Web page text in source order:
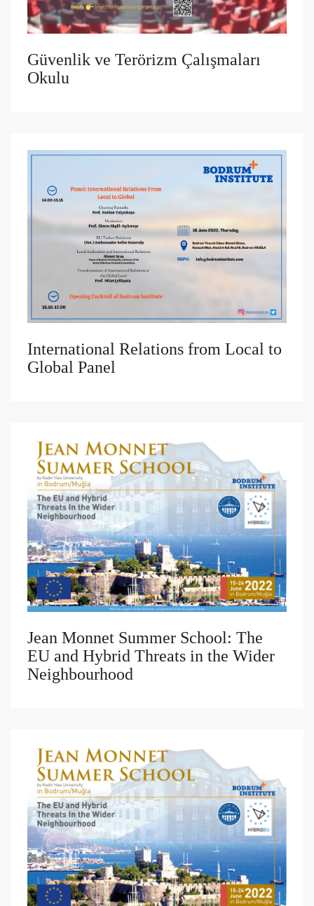
Güvenlik ve Terörizm Çalışmaları
Okulu
International Relations from Local to
Global Panel
Jean Monnet Summer School: The
EU and Hybrid Threats in the Wider
Neighbourhood